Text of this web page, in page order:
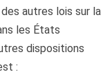
autres lois sur la
les États
dispositions
: